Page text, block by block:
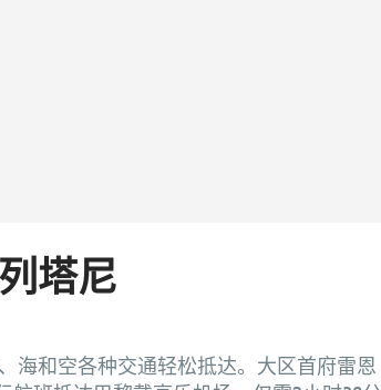
塔尼
海和空各种交通轻松抵达。大区首府雷恩